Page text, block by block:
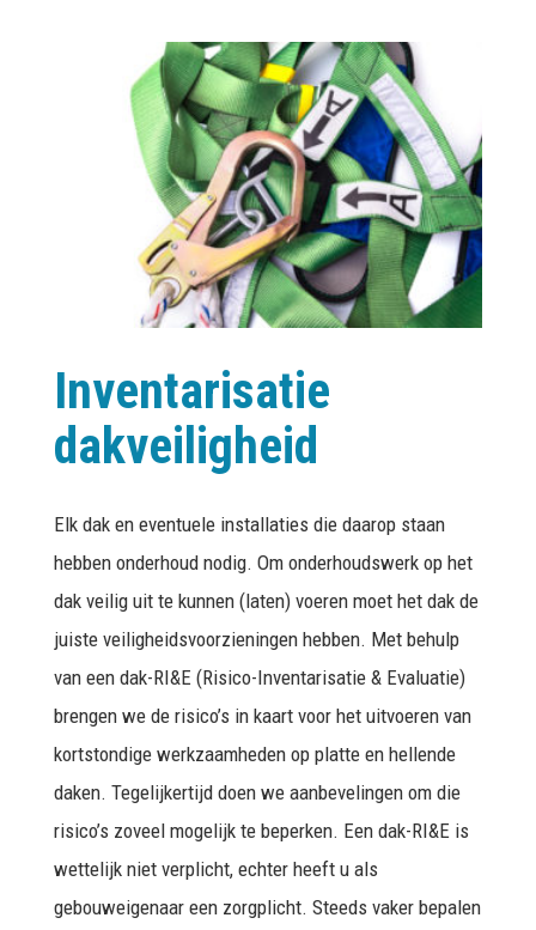
Inventarisatie
dakveiligheid
Elk dak en eventuele installaties die daarop staan
hebben onderhoud nodig. Om onderhoudswerk op het
dak veilig uit te kunnen (laten) voeren moet het dak de
juiste veiligheidsvoorzieningen hebben. Met behulp
van een dak-RI&E (Risico-Inventarisatie & Evaluatie)
brengen we de risico’s in kaart voor het uitvoeren van
kortstondige werkzaamheden op platte en hellende
daken. Tegelijkertijd doen we aanbevelingen om die
risico’s zoveel mogelijk te beperken. Een dak-RI&E is
wettelijk niet verplicht, echter heeft u als
gebouweigenaar een zorgplicht. Steeds vaker bepalen